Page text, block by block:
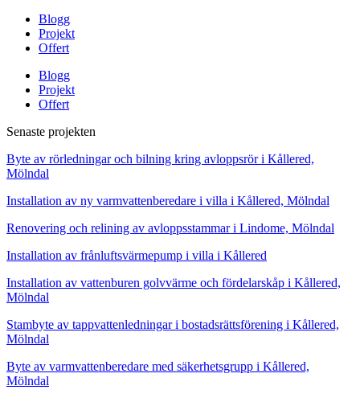
Blogg
Projekt
Offert
Blogg
Projekt
Offert
Senaste projekten
Byte av rörledningar och bilning kring avloppsrör i Kållered,
Mölndal
Installation av ny varmvattenberedare i villa i Kållered, Mölndal
Renovering och relining av avloppsstammar i Lindome, Mölndal
Installation av frånluftsvärmepump i villa i Kållered
Installation av vattenburen golvvärme och fördelarskåp i Kållered,
Mölndal
Stambyte av tappvattenledningar i bostadsrättsförening i Kållered,
Mölndal
Byte av varmvattenberedare med säkerhetsgrupp i Kållered,
Mölndal